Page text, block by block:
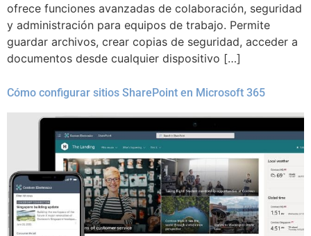
ofrece funciones avanzadas de colaboración, seguridad
y administración para equipos de trabajo. Permite
guardar archivos, crear copias de seguridad, acceder a
documentos desde cualquier dispositivo […]
Cómo configurar sitios SharePoint en Microsoft 365